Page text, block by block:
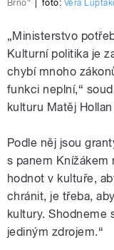
Brno“
foto: Věra
„Ministerstvo
Kulturní politika je
chybí mnoho
funkci neplní,“
kulturu Matěj
Podle něj jsou
s panem Knížákem
hodnot v kultuře,
chránit, je třeba,
kultury. Shodneme
jediným zdrojem.“